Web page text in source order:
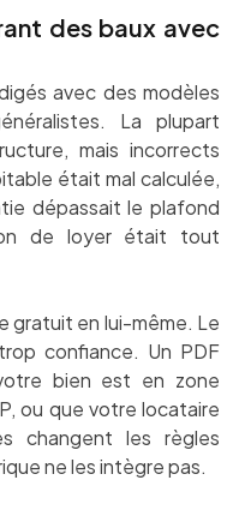
des baux avec
avec des modèles
La plupart
mais incorrects
était mal calculée,
dépassait le plafond
de loyer était tout
gratuit en lui-même. Le
confiance. Un PDF
bien est en zone
ou que votre locataire
changent les règles
ne les intègre pas.